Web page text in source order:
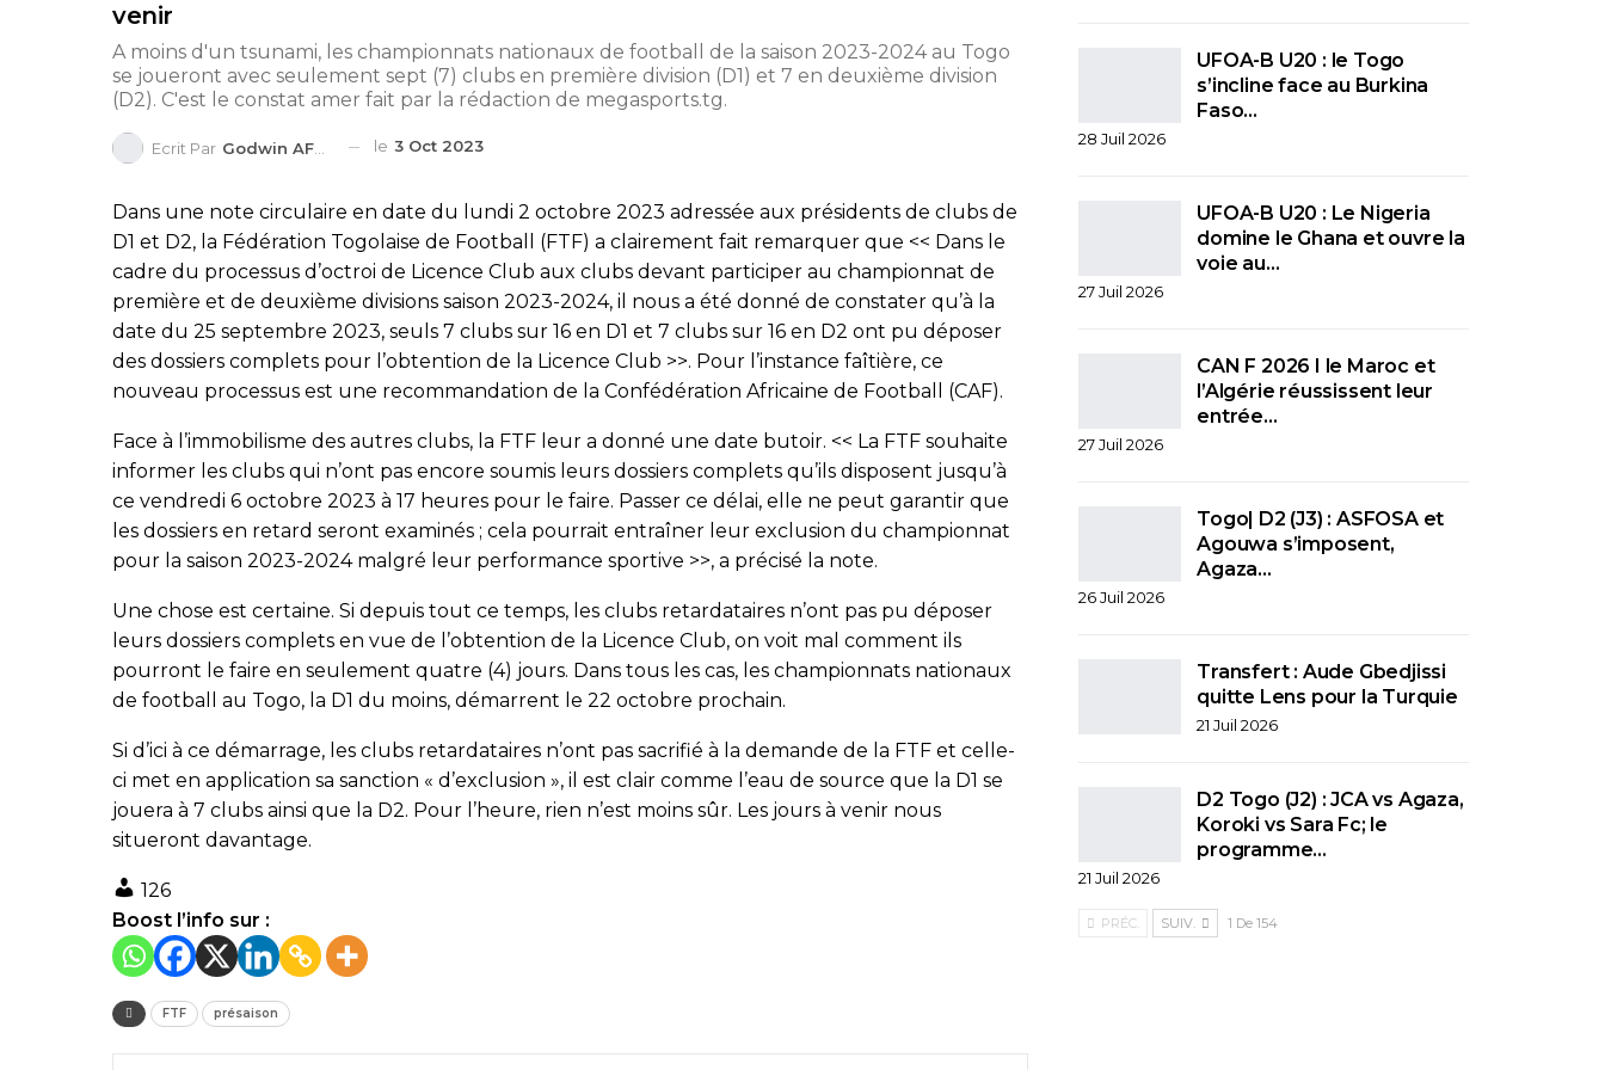
venir
A moins d'un tsunami, les championnats nationaux de football de la saison 2023-2024 au Togo
se joueront avec seulement sept (7) clubs en première division (D1) et 7 en deuxième division
(D2). C'est le constat amer fait par la rédaction de megasports.tg.
Ecrit Par Godwin AFEDO le 3 Oct 2023
Dans une note circulaire en date du lundi 2 octobre 2023 adressée aux présidents de clubs de
D1 et D2, la Fédération Togolaise de Football (FTF) a clairement fait remarquer que << Dans le
cadre du processus d’octroi de Licence Club aux clubs devant participer au championnat de
première et de deuxième divisions saison 2023-2024, il nous a été donné de constater qu’à la
date du 25 septembre 2023, seuls 7 clubs sur 16 en D1 et 7 clubs sur 16 en D2 ont pu déposer
des dossiers complets pour l’obtention de la Licence Club >>. Pour l’instance faîtière, ce
nouveau processus est une recommandation de la Confédération Africaine de Football (CAF).
Face à l’immobilisme des autres clubs, la FTF leur a donné une date butoir. << La FTF souhaite
informer les clubs qui n’ont pas encore soumis leurs dossiers complets qu’ils disposent jusqu’à
ce vendredi 6 octobre 2023 à 17 heures pour le faire. Passer ce délai, elle ne peut garantir que
les dossiers en retard seront examinés ; cela pourrait entraîner leur exclusion du championnat
pour la saison 2023-2024 malgré leur performance sportive >>, a précisé la note.
Une chose est certaine. Si depuis tout ce temps, les clubs retardataires n’ont pas pu déposer
leurs dossiers complets en vue de l’obtention de la Licence Club, on voit mal comment ils
pourront le faire en seulement quatre (4) jours. Dans tous les cas, les championnats nationaux
de football au Togo, la D1 du moins, démarrent le 22 octobre prochain.
Si d’ici à ce démarrage, les clubs retardataires n’ont pas sacrifié à la demande de la FTF et celle-
ci met en application sa sanction « d’exclusion », il est clair comme l’eau de source que la D1 se
jouera à 7 clubs ainsi que la D2. Pour l’heure, rien n’est moins sûr. Les jours à venir nous
situeront davantage.
126
Boost l’info sur :
FTF présaison
UFOA-B U20 : le Togo
s’incline face au Burkina
Faso…
28 Juil 2026
UFOA-B U20 : Le Nigeria
domine le Ghana et ouvre la
voie au…
27 Juil 2026
CAN F 2026 I le Maroc et
l’Algérie réussissent leur
entrée…
27 Juil 2026
Togo| D2 (J3) : ASFOSA et
Agouwa s’imposent,
Agaza…
26 Juil 2026
Transfert : Aude Gbedjissi
quitte Lens pour la Turquie
21 Juil 2026
D2 Togo (J2) : JCA vs Agaza,
Koroki vs Sara Fc; le
programme…
21 Juil 2026
PRÉC. SUIV. 1 De 154